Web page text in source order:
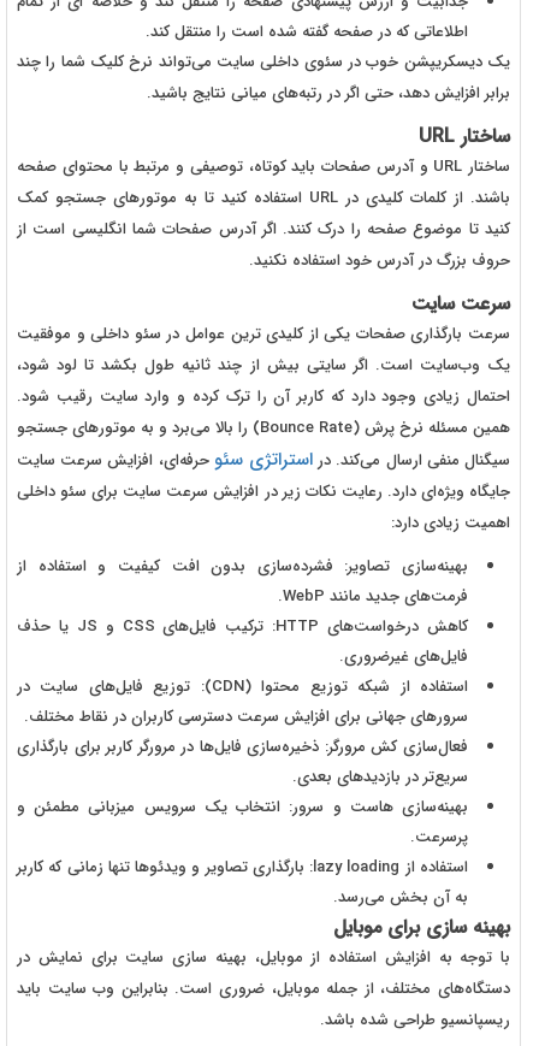
اطلاعاتی که در صفحه گفته شده است را منتقل کند.
یک دیسکریپشن خوب در سئوی داخلی سایت می‌تواند نرخ کلیک شما را چند
برابر افزایش دهد، حتی اگر در رتبه‌های میانی نتایج باشید.
ساختار URL
ساختار URL و آدرس صفحات باید کوتاه، توصیفی و مرتبط با محتوای صفحه
باشند. از کلمات کلیدی در URL استفاده کنید تا به موتورهای جستجو کمک
کنید تا موضوع صفحه را درک کنند. اگر آدرس صفحات شما انگلیسی است از
حروف بزرگ در آدرس خود استفاده نکنید.
سرعت سایت
سرعت بارگذاری صفحات یکی از کلیدی ترین عوامل در سئو داخلی و موفقیت
یک وب‌سایت است. اگر سایتی بیش از چند ثانیه طول بکشد تا لود شود،
احتمال زیادی وجود دارد که کاربر آن را ترک کرده و وارد سایت رقیب شود.
همین مسئله نرخ پرش (Bounce Rate) را بالا می‌برد و به موتورهای جستجو
سیگنال منفی ارسال می‌کند. در استراتژی سئو حرفه‌ای، افزایش سرعت سایت
جایگاه ویژه‌ای دارد. رعایت نکات زیر در افزایش سرعت سایت برای سئو داخلی
اهمیت زیادی دارد:
بهینه‌سازی تصاویر: فشرده‌سازی بدون افت کیفیت و استفاده از
فرمت‌های جدید مانند WebP.
کاهش درخواست‌های HTTP: ترکیب فایل‌های CSS و JS یا حذف
فایل‌های غیرضروری.
استفاده از شبکه توزیع محتوا (CDN): توزیع فایل‌های سایت در
سرورهای جهانی برای افزایش سرعت دسترسی کاربران در نقاط مختلف.
فعال‌سازی کش مرورگر: ذخیره‌سازی فایل‌ها در مرورگر کاربر برای بارگذاری
سریع‌تر در بازدیدهای بعدی.
بهینه‌سازی هاست و سرور: انتخاب یک سرویس میزبانی مطمئن و
پرسرعت.
استفاده از lazy loading: بارگذاری تصاویر و ویدئوها تنها زمانی که کاربر
به آن بخش می‌رسد.
بهینه سازی برای موبایل
با توجه به افزایش استفاده از موبایل، بهینه سازی سایت برای نمایش در
دستگاه‌های مختلف، از جمله موبایل، ضروری است. بنابراین وب سایت باید
ریسپانسیو طراحی شده باشد.